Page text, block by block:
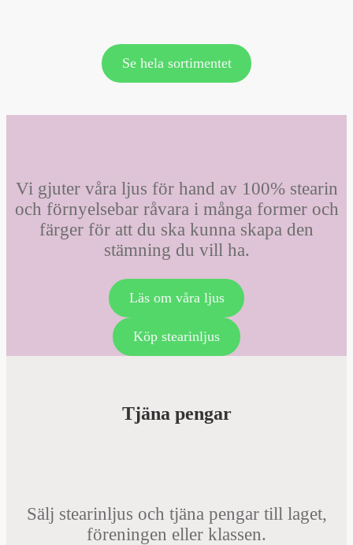
Se hela sortimentet
Vi gjuter våra ljus för hand av 100% stearin
och förnyelsebar råvara i många former och
färger för att du ska kunna skapa den
stämning du vill ha.
Läs om våra ljus
Köp stearinljus
Tjäna pengar
Sälj stearinljus och tjäna pengar till laget,
föreningen eller klassen.